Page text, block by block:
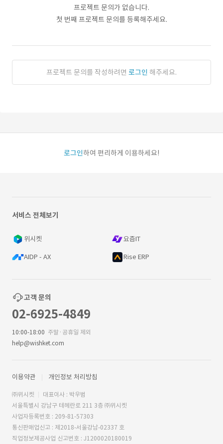
프로젝트 문의가 없습니다.
첫 번째 프로젝트 문의를 등록해주세요.
프로젝트 문의를 작성하려면 로그인 해주세요.
로그인하여 편리하게 이용하세요!
서비스 전체보기
위시켓 요즘IT
AIDP - AX Rise ERP
고객 문의
02-6925-4849
10:00-18:00 주말·공휴일 제외
help@wishket.com
이용약관 개인정보 처리방침
㈜위시켓
대표이사 : 박우범
서울특별시 강남구 테헤란로 211 3층 ㈜위시켓
사업자등록번호 : 209-81-57303
통신판매업신고 : 제2018-서울강남-02337 호
직업정보제공사업 신고번호 : J1200020180019